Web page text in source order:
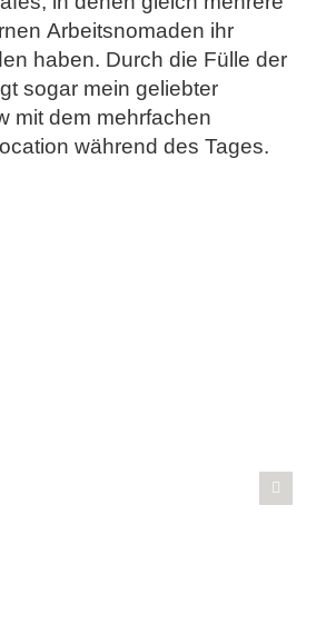
Arbeitsnomaden ihr
haben. Durch die Fülle der
sogar mein geliebter
mit dem mehrfachen
während des Tages.